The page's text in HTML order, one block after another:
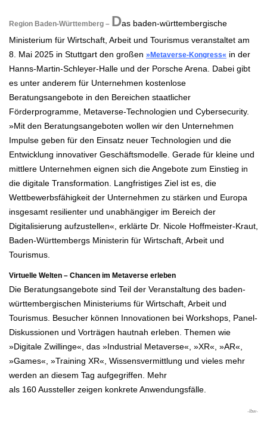
Region Baden-Württemberg – Das baden-württembergische
Ministerium für Wirtschaft, Arbeit und Tourismus veranstaltet am
8. Mai 2025 in Stuttgart den großen »Metaverse-Kongress« in der
Hanns-Martin-Schleyer-Halle und der Porsche Arena. Dabei gibt
es unter anderem für Unternehmen kostenlose
Beratungsangebote in den Bereichen staatlicher
Förderprogramme, Metaverse-Technologien und Cybersecurity.
»Mit den Beratungsangeboten wollen wir den Unternehmen
Impulse geben für den Einsatz neuer Technologien und die
Entwicklung innovativer Geschäftsmodelle. Gerade für kleine und
mittlere Unternehmen eignen sich die Angebote zum Einstieg in
die digitale Transformation. Langfristiges Ziel ist es, die
Wettbewerbsfähigkeit der Unternehmen zu stärken und Europa
insgesamt resilienter und unabhängiger im Bereich der
Digitalisierung aufzustellen«, erklärte Dr. Nicole Hoffmeister-Kraut,
Baden-Württembergs Ministerin für Wirtschaft, Arbeit und
Tourismus.
Virtuelle Welten – Chancen im Metaverse erleben
Die Beratungsangebote sind Teil der Veranstaltung des baden-
württembergischen Ministeriums für Wirtschaft, Arbeit und
Tourismus. Besucher können Innovationen bei Workshops, Panel-
Diskussionen und Vorträgen hautnah erleben. Themen wie
»Digitale Zwillinge«, das »Industrial Metaverse«, »XR«, »AR«,
»Games«, »Training XR«, Wissensvermittlung und vieles mehr
werden an diesem Tag aufgegriffen. Mehr
als 160 Aussteller zeigen konkrete Anwendungsfälle.
-lbw-